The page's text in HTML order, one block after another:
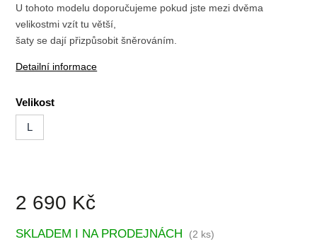
U tohoto modelu doporučujeme pokud jste mezi dvěma
velikostmi vzít tu větší,
šaty se dají přizpůsobit šněrováním.
Detailní informace
Velikost
L
2 690 Kč
SKLADEM I NA PRODEJNÁCH (2 ks)